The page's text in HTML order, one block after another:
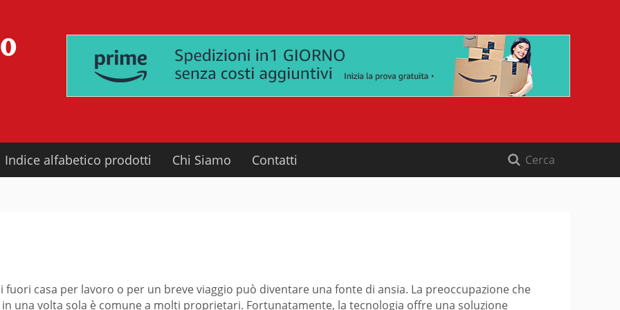
Indice alfabetico prodotti Chi Siamo Contatti
casa per lavoro o per un breve viaggio può diventare una fonte di ansia. La preoccupazione che
una volta sola è comune a molti proprietari. Fortunatamente, la tecnologia offre una soluzione